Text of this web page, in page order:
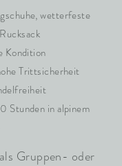
wetterfeste
Kondition
Trittsicherheit
Stunden in alpinem
Gruppen- oder